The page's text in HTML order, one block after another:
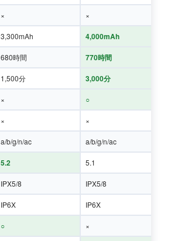
× ×
3,300mAh 4,000mAh
680時間 770時間
1,500分 3,000分
× ○
× ×
a/b/g/n/ac a/b/g/n/ac
5.2 5.1
IPX5/8 IPX5/8
IP6X IP6X
○ ×